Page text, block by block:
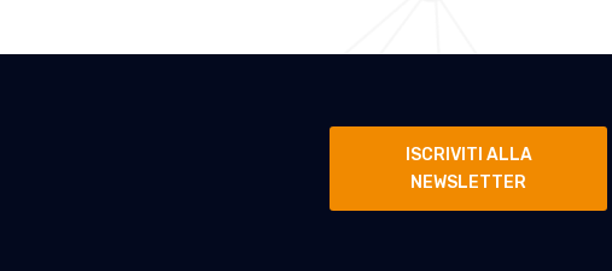
ISCRIVITI ALLA
NEWSLETTER